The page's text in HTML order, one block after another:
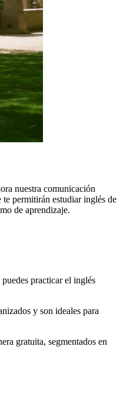
nuestra comunicación
permitirán estudiar inglés de
de aprendizaje.
practicar el inglés
y son ideales para
gratuita, segmentados en